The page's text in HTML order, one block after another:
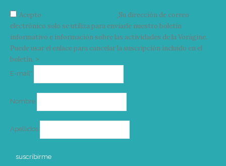
Acepto
Su dirección de correo
electrónico solo se utiliza para enviarle nuestro boletín
informativo e información sobre las actividades de la Vorágine.
Puede usar el enlace para cancelar la suscripción incluido en el
boletín. >
E-mail*
Nombre
Apellidos